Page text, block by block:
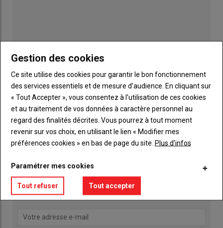
Publicité
Qu’est ce qui a agité les actualités agricoles de la Mayenne
ces derniers jours ?
Gestion des cookies
Ce site utilise des cookies pour garantir le bon fonctionnement
des services essentiels et de mesure d’audience. En cliquant sur
« Tout Accepter », vous consentez à l’utilisation de ces cookies
et au traitement de vos données à caractère personnel au
regard des finalités décrites. Vous pourrez à tout moment
revenir sur vos choix, en utilisant le lien « Modifier mes
préférences cookies » en bas de page du site. Plus d'infos
Paramétrer mes cookies
Tout refuser Tout accepter